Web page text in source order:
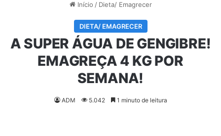
Início / Dieta/ Emagrecer
DIETA/ EMAGRECER
A SUPER ÁGUA DE GENGIBRE!
EMAGREÇA 4 KG POR
SEMANA!
ADM 5.042 1 minuto de leitura